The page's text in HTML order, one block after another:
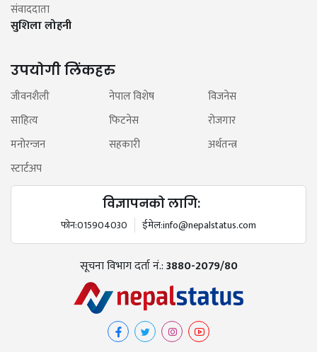
संवाददाता
सुशिला लोहनी
उपयोगी लिंकहरु
जीवनशैली नेपाल विशेष
विजनेस
साहित्य
फिटनेस
रोजगार
मनोरन्जन
सहकारी
अर्थतन्त्र
स्टार्टअप
विज्ञापनको लागि:
फोन:015904030 ईमेल:info@nepalstatus.com
सूचना विभाग दर्ता नं.:3880-2079/80